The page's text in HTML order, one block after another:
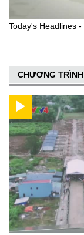
Today's Headlines
CHƯƠNG